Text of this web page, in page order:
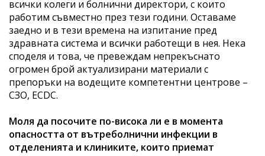
всички колеги и болнични директори, с които
работим съвместно през тези години. Оставаме
заедно и в тези времена на изпитание пред
здравната система и всички работещи в нея. Нека
споделя и това, че превеждам непрекъснато
огромен брой актуализирани материали с
препоръки на водещите компетентни центрове –
СЗО, ECDC.
Моля да посочите по-висока ли е в момента
опасността от вътреболнични инфекции в
отделенията и клиниките, които приемат